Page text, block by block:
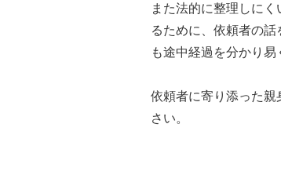
また法的に整理しに
るために、依頼者の
も途中経過を分かり易
依頼者に寄り添った
さい。